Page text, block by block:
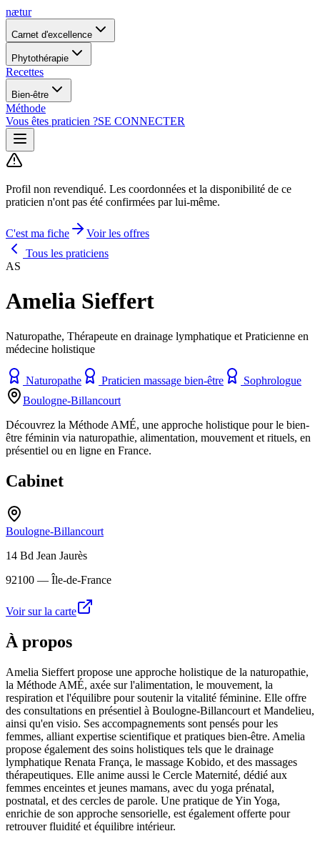
nætur
Carnet d'excellence
Phytothérapie
Recettes
Bien-être
Méthode
Vous êtes praticien ?SE CONNECTER
Profil non revendiqué. Les coordonnées et la disponibilité de ce
praticien n'ont pas été confirmées par lui-même.
C'est ma fiche
Voir les offres
Tous les praticiens
AS
Amelia Sieffert
Naturopathe, Thérapeute en drainage lymphatique et Praticienne en
médecine holistique
Naturopathe Praticien massage bien-être
Sophrologue
Boulogne-Billancourt
Découvrez la Méthode AMÉ, une approche holistique pour le bien-
être féminin via naturopathie, alimentation, mouvement et rituels, en
présentiel ou en ligne en France.
Cabinet
Boulogne-Billancourt
14 Bd Jean Jaurès
92100 — Île-de-France
Voir sur la carte
À propos
Amelia Sieffert propose une approche holistique de la naturopathie,
la Méthode AMÉ, axée sur l'alimentation, le mouvement, la
respiration et l'équilibre pour soutenir la vitalité féminine. Elle offre
des consultations en présentiel à Boulogne-Billancourt et Mandelieu,
ainsi qu'en visio. Ses accompagnements sont pensés pour les
femmes, alliant expertise scientifique et pratiques bien-être. Amelia
propose également des soins holistiques tels que le drainage
lymphatique Renata França, le massage Kobido, et des massages
thérapeutiques. Elle anime aussi le Cercle Maternité, dédié aux
femmes enceintes et jeunes mamans, avec du yoga prénatal,
postnatal, et des cercles de parole. Une pratique de Yin Yoga,
enrichie de son approche sensorielle, est également offerte pour
retrouver fluidité et équilibre intérieur.